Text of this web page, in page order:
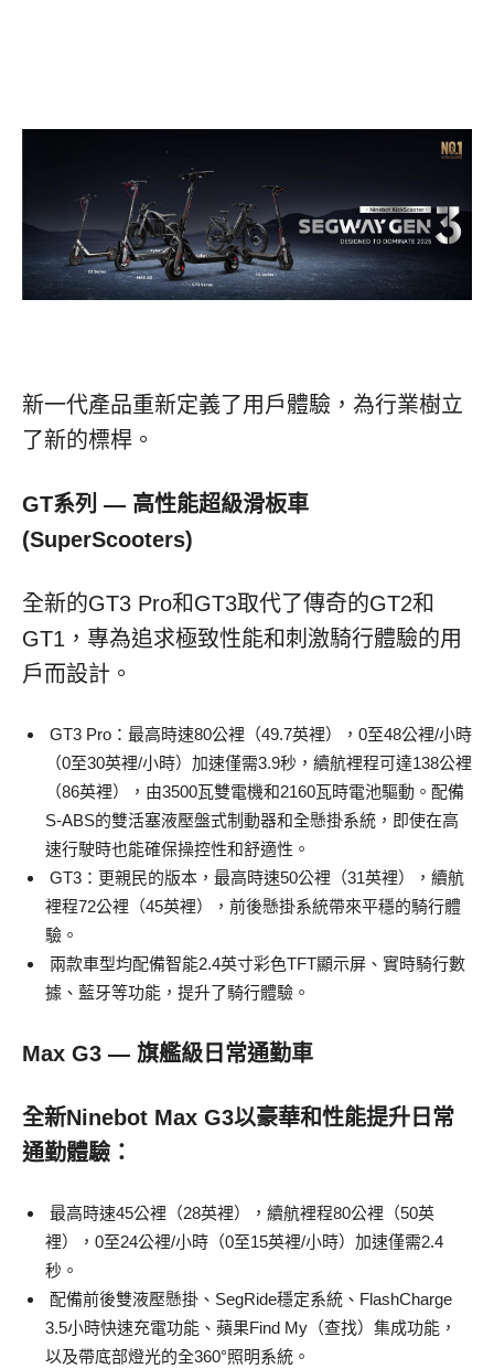
新一代產品重新定義了用戶體驗，為行業樹立
了新的標桿。
GT系列 — 高性能超級滑板車
(SuperScooters)
全新的GT3 Pro和GT3取代了傳奇的GT2和
GT1，專為追求極致性能和刺激騎行體驗的用
戶而設計。
GT3 Pro：最高時速80公裡（49.7英裡），0至48公裡/小時
（0至30英裡/小時）加速僅需3.9秒，續航裡程可達138公裡
（86英裡），由3500瓦雙電機和2160瓦時電池驅動。配備
S-ABS的雙活塞液壓盤式制動器和全懸掛系統，即使在高
速行駛時也能確保操控性和舒適性。
GT3：更親民的版本，最高時速50公裡（31英裡），續航
裡程72公裡（45英裡），前後懸掛系統帶來平穩的騎行體
驗。
兩款車型均配備智能2.4英寸彩色TFT顯示屏、實時騎行數
據、藍牙等功能，提升了騎行體驗。
Max G3 — 旗艦級日常通勤車
全新Ninebot Max G3以豪華和性能提升日常
通勤體驗：
最高時速45公裡（28英裡），續航裡程80公裡（50英
裡），0至24公裡/小時（0至15英裡/小時）加速僅需2.4
秒。
配備前後雙液壓懸掛、SegRide穩定系統、FlashCharge
3.5小時快速充電功能、蘋果Find My（查找）集成功能，
以及帶底部燈光的全360°照明系統。